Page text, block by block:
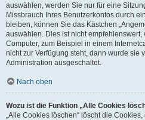
auswählen, werden Sie nur für eine
Missbrauch Ihres Benutzerkontos durch
bleiben, können Sie das Kästchen
auswählen. Dies ist nicht
Computer, zum Beispiel in einem
nicht zur Verfügung steht, dann wurde sie
Administration ausgeschaltet.
Nach oben
Wozu ist die Funktion „Alle Cookies
„Alle Cookies löschen“ löscht die